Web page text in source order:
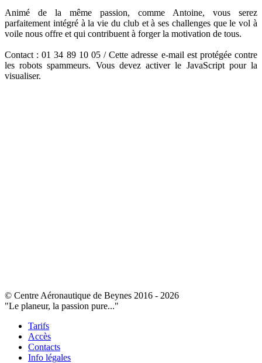
Animé de la même passion, comme Antoine, vous serez
parfaitement intégré à la vie du club et à ses challenges que le vol à
voile nous offre et qui contribuent à forger la motivation de tous.
Contact : 01 34 89 10 05 /Cette adresse e-mail est protégée contre
les robots spammeurs. Vous devez activer le JavaScript pour la
visualiser.
© Centre Aéronautique de Beynes 2016 - 2026
"Le planeur, la passion pure..."
Tarifs
Accès
Contacts
Info légales